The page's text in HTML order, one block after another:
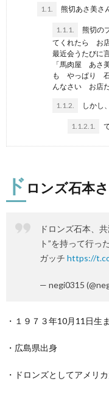
1.1. 熊切あさ美さ
1.1.1.
熊切の
てくれたら お
最近会うたびに
「馬肉屋 あさ
も やっぱり
んなさい お店だ
1.1.2. しかし
1.1.2.1.
ド ロンズ石本
ドロンズ石本、
ト”を持って行っ
ガッチ https://
— negi0315
・１９７３年10月11日
・広島県出身
・ドロンズとしてアメリ